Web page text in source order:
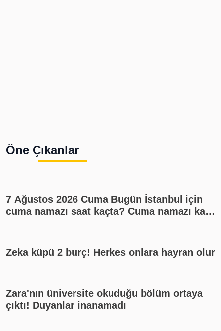
Öne Çıkanlar
7 Ağustos 2026 Cuma Bugün İstanbul için
cuma namazı saat kaçta? Cuma namazı kaç
Zeka küpü 2 burç! Herkes onlara hayran olur
Zara'nın üniversite okuduğu bölüm ortaya
çıktı! Duyanlar inanamadı